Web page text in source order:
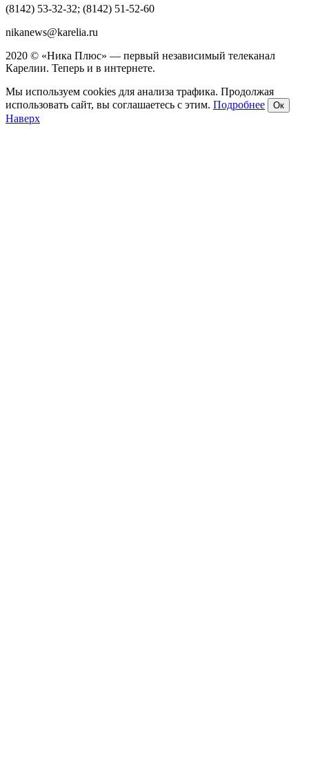
(8142) 53-32-32; (8142) 51-52-60
nikanews@karelia.ru
2020 © «Ника Плюс» — первый независимый телеканал
Карелии. Теперь и в интернете.
Мы используем cookies для анализа трафика. Продолжая
использовать сайт, вы соглашаетесь с этим. Подробнее Ок
Наверх